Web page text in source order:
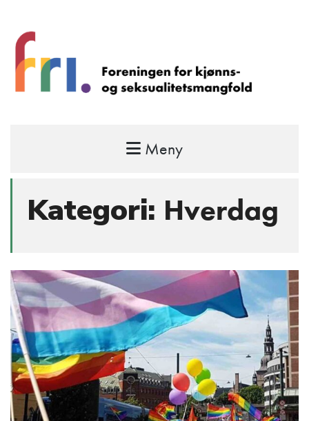
FRI – foreningen for kjønns- og
Meny
Kategori: Hverdag